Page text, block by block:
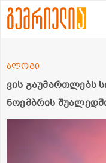
ვის გაუმართლებს
ნოემბრის
ბლოგი